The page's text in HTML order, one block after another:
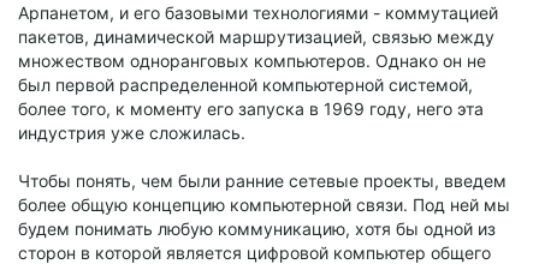
Арпанетом, и его базовыми технологиями - коммутацией
пакетов, динамической маршрутизацией, связью между
множеством одноранговых компьютеров. Однако он не
был первой распределенной компьютерной системой,
более того, к моменту его запуска в 1969 году, него эта
индустрия уже сложилась.
Чтобы понять, чем были ранние сетевые проекты, введем
более общую концепцию компьютерной связи. Под ней мы
будем понимать любую коммуникацию, хотя бы одной из
сторон в которой является цифровой компьютер общего